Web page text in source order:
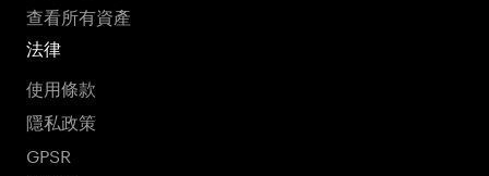
查看所有資產
法律
使用條款
隱私政策
GPSR